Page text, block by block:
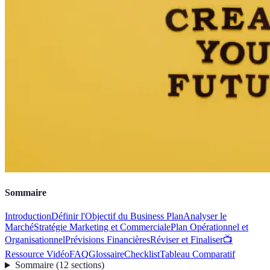
Sommaire
IntroductionDéfinir l'Objectif du Business PlanAnalyser le
MarchéStratégie Marketing et CommercialePlan Opérationnel et
OrganisationnelPrévisions FinancièresRéviser et Finaliser📺
Ressource VidéoFAQGlossaireChecklistTableau Comparatif
Sommaire(12 sections)